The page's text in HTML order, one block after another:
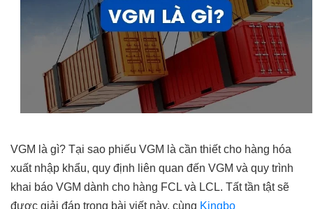
VGM là gì? Tại sao phiếu VGM là cần thiết cho hàng hóa
xuất nhập khẩu, quy định liên quan đến VGM và quy trình
khai báo VGM dành cho hàng FCL và LCL. Tất tần tật sẽ
được giải đáp trong bài viết này, cùng Kingbo